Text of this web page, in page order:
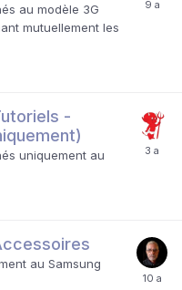
au modèle 3G
mutuellement les
-
uniquement au
au Samsung